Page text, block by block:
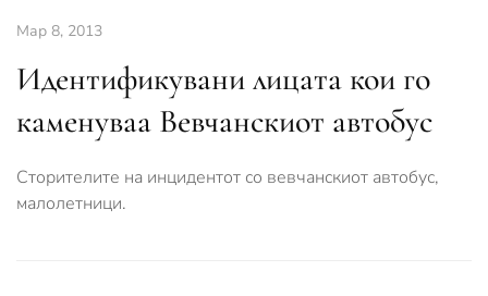
Мар 8, 2013
Идентификувани лицата кои го
каменуваа Вевчанскиот автобус
Сторителите на инцидентот со вевчанскиот автобус,
малолетници.